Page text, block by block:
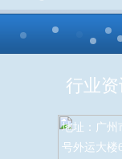
行业
地址：广州
号外运大楼